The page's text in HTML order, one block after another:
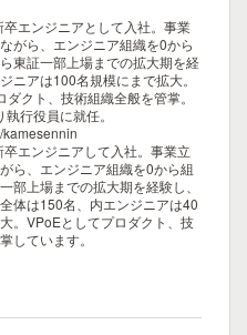
卒エンジニアとして入社。事業
がら、エンジニア組織を0から
東証一部上場までの拡大期を経
ニアは100名規模にまで拡大。
クト、技術組織全般を管掌。
行役員に就任。
卒エンジニアして入社。事業立
ら、エンジニア組織を0から組
部上場までの拡大期を経験し、
体は150名、内エンジニアは40
。VPoEとしてプロダクト、技
しています。